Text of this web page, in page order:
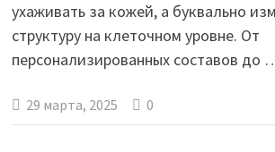
ухаживать за кожей, а буквально
структуру на клеточном уровне. От
персонализированных составов до
29 марта, 2025 0